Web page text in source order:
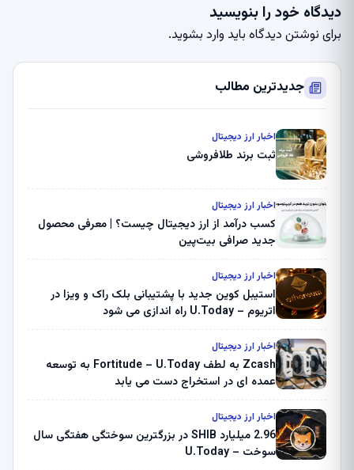
دیدگاه خود را بنویسید
برای نوشتن دیدگاه باید وارد بشوید.
جدیدترین مطالب
اخبار ارز دیجیتال
ثبت برند طلافروشی
اخبار ارز دیجیتال
کسب درآمد از ارز دیجیتال چیست؟ | معرفی محصول
جدید صرافی بیت‌پین
اخبار ارز دیجیتال
استیبل کوین جدید با پشتیبانی بلک راک و ویزا در
اتریوم – U.Today راه اندازی می شود
اخبار ارز دیجیتال
Zcash به لطف Fortitude – U.Today به توسعه
عمده ای در استخراج دست می یابد
اخبار ارز دیجیتال
2.96 میلیارد SHIB در بزرگترین سوختگی هفتگی سال
سوخت – U.Today